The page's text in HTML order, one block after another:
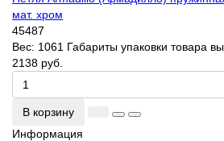
мат. хром
45487
Вес: 1061 Габариты упаковки товара
2138 руб.
В корзину
Информация